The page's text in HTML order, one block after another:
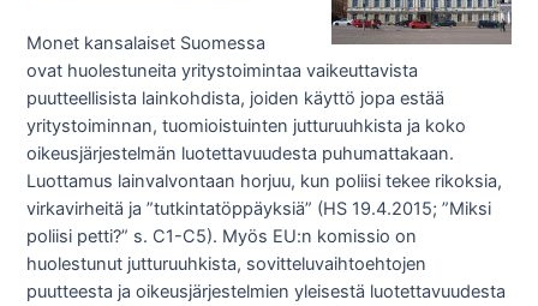
Monet kansalaiset Suomessa
ovat huolestuneita yritystoimintaa vaikeuttavista
puutteellisista lainkohdista, joiden käyttö jopa estää
yritystoiminnan, tuomioistuinten jutturuuhkista ja koko
oikeusjärjestelmän luotettavuudesta puhumattakaan.
Luottamus lainvalvontaan horjuu, kun poliisi tekee rikoksia,
virkavirheitä ja ”tutkintatöppäyksiä” (HS 19.4.2015; ”Miksi
poliisi petti?” s. C1-C5). Myös EU:n komissio on
huolestunut jutturuuhkista, sovitteluvaihtoehtojen
puutteesta ja oikeusjärjestelmien yleisestä luotettavuudesta